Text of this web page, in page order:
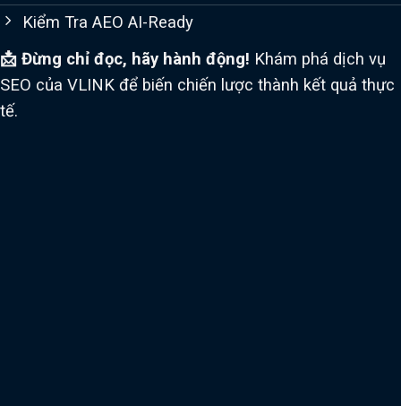
Kiểm Tra AEO AI-Ready
📩 Đừng chỉ đọc, hãy hành động! Khám phá dịch vụ
SEO của VLINK để biến chiến lược thành kết quả thực
tế.